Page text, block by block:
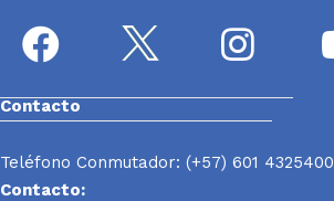
Contacto
Teléfono Conmutador: (+57) 601 4325400
Contacto: